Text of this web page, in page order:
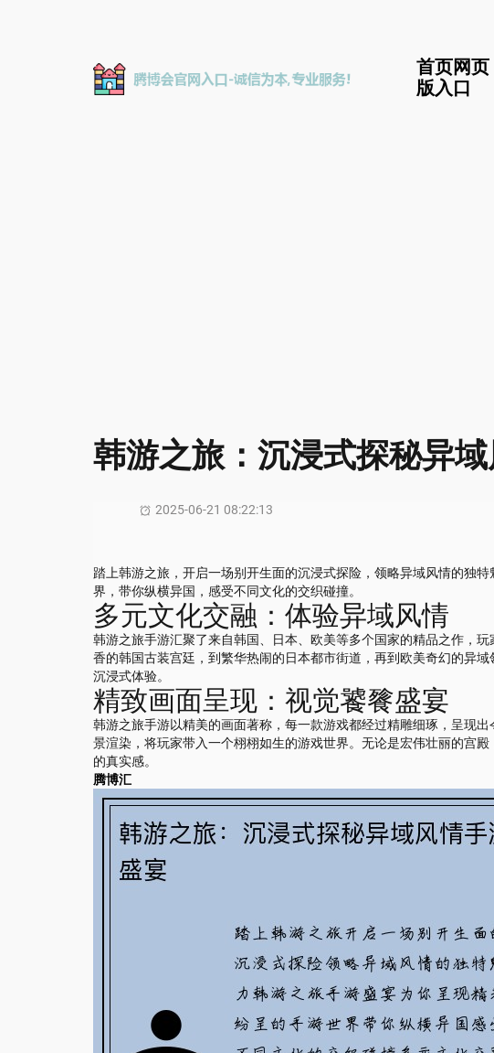
首页网页
版入口
韩游之旅：沉浸式探秘异
2025-06-21 08:22:13
踏上韩游之旅，开启一场别开生面的沉浸式探险，领略异域风情的独
界，带你纵横异国，感受不同文化的交织碰撞。
多元文化交融：体验异域风情
韩游之旅手游汇聚了来自韩国、日本、欧美等多个国家的精品之作，
香的韩国古装宫廷，到繁华热闹的日本都市街道，再到欧美奇幻的异
沉浸式体验。
精致画面呈现：视觉饕餮盛宴
韩游之旅手游以精美的画面著称，每一款游戏都经过精雕细琢，呈现
景渲染，将玩家带入一个栩栩如生的游戏世界。无论是宏伟壮丽的宫
的真实感。
腾博汇